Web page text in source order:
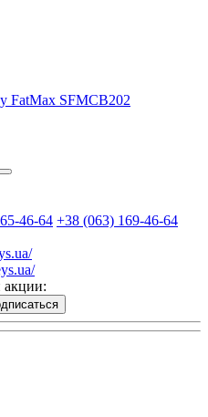
FatMax SFMCB202
46-64 +38 (063) 169-46-64
акции: